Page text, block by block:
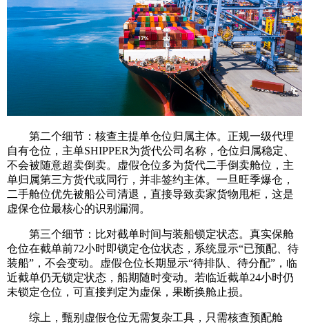
第二个细节：核查主提单仓位归属主体。正规一级代理
自有仓位，主单SHIPPER为货代公司名称，仓位归属稳定、
不会被随意超卖倒卖。虚假仓位多为货代二手倒卖舱位，主
单归属第三方货代或同行，并非签约主体。一旦旺季爆仓，
二手舱位优先被船公司清退，直接导致卖家货物甩柜，这是
虚保仓位最核心的识别漏洞。
第三个细节：比对截单时间与装船锁定状态。真实保舱
仓位在截单前72小时即锁定仓位状态，系统显示“已预配、待
装船”，不会变动。虚假仓位长期显示“待排队、待分配”，临
近截单仍无锁定状态，船期随时变动。若临近截单24小时仍
未锁定仓位，可直接判定为虚保，果断换舱止损。
综上，甄别虚假仓位无需复杂工具，只需核查预配舱